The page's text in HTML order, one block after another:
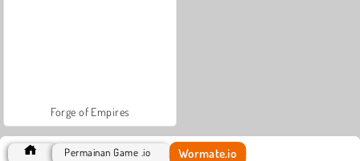
Forge of Empires
Permainan Game .io Wormate.io